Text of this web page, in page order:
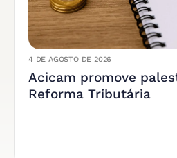
4 DE AGOSTO DE 2026
Acicam promove
Reforma Tributária